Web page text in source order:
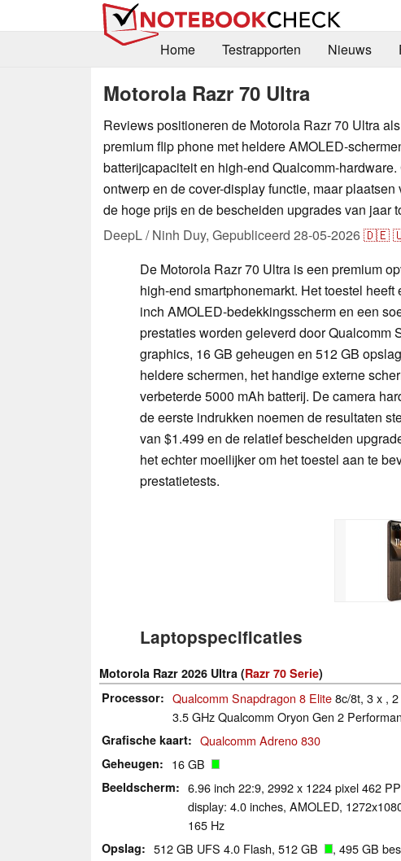
Home
Testrapporten Nieuws
Motorola Razr 70 Ultra
Reviews positioneren de Motorola Razr 70 Ultra
premium flip phone met heldere AMOLED-
batterijcapaciteit en high-end Qualcomm-
ontwerp en de cover-display functie, maar plaatsen
de hoge prijs en de bescheiden upgrades van jaar
DeepL / Ninh Duy, Gepubliceerd 28-05-2026🇩🇪
De Motorola Razr 70 Ultra is een premium
high-end smartphonemarkt. Het toestel
inch AMOLED-bedekkingsscherm en een
prestaties worden geleverd door Qualcomm
graphics, 16 GB geheugen en 512 GB
heldere schermen, het handige externe
verbeterde 5000 mAh batterij. De camera
de eerste indrukken noemen de resultaten
van $1.499 en de relatief bescheiden
het echter moeilijker om het toestel aan te
prestatietests.
Laptopspecificaties
Motorola Razr 2026 Ultra (Razr 70 Serie)
Processor
Qualcomm Snapdragon 8 Elite8c/8t, 3 x ,
3.5 GHz Qualcomm Oryon Gen 2
Grafische kaart Qualcomm Adreno 830
Geheugen 16 GB
Beeldscherm
6.96 inch 22:9, 2992 x 1224 pixel 462
display: 4.0 inches, AMOLED,
165 Hz
Opslag 512 GB UFS 4.0 Flash, 512 GB , 495 GB